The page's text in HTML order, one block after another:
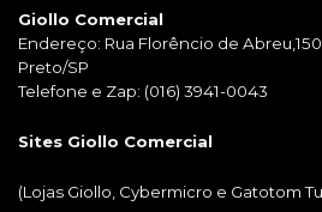
Giollo Comercial
Endereço: Rua Florêncio de
Preto/SP
Telefone e Zap: (016) 3941-0043
Sites Giollo Comercial
(Lojas Giollo, Cybermicro e Gatotom